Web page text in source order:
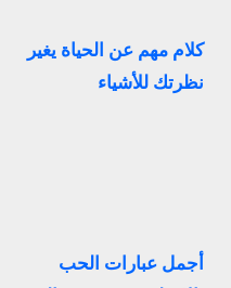
كلام مهم عن الحياة يغير
نظرتك للأشياء
أجمل عبارات الحب